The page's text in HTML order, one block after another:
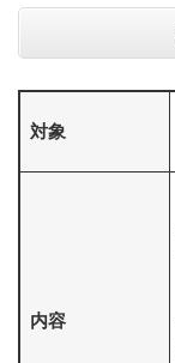
対象
内容